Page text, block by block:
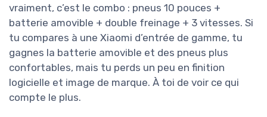
vraiment, c’est le combo : pneus 10 pouces +
batterie amovible + double freinage + 3 vitesses. Si
tu compares à une Xiaomi d’entrée de gamme, tu
gagnes la batterie amovible et des pneus plus
confortables, mais tu perds un peu en finition
logicielle et image de marque. À toi de voir ce qui
compte le plus.